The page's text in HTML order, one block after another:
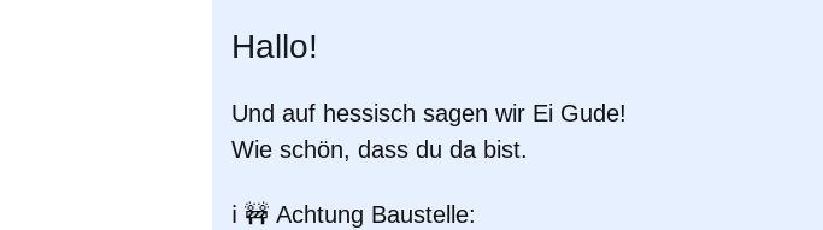
Hallo!
Und auf hessisch sagen wir Ei Gude!
Wie schön, dass du da bist.
ℹ️ 🚧 Achtung Baustelle: